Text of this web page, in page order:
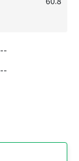
--
--